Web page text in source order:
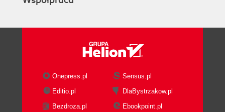
Onepress.pl
Sensus.pl
Editio.pl
DlaBystrzakow.pl
Bezdroza.pl
Ebookpoint.pl